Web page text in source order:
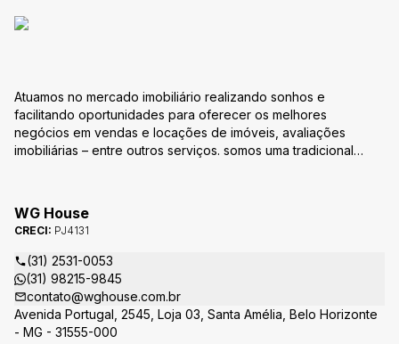
Atuamos no mercado imobiliário realizando sonhos e
facilitando oportunidades para oferecer os melhores
negócios em vendas e locações de imóveis, avaliações
imobiliárias – entre outros serviços. somos uma tradicional
prestado e principalmente na realização do sonho e na
aquisição da conquista. é a busca permanente de excelência
e qualidade na prestação de serviços em negócios
imobiliários que atendam às necessidades dos nossos clientes
e parceiros Visão Nossa visão é reafirmar nosso compromisso
em estar cada vez mais próximo de pessoas, acreditando que
juntos construiremos um novo conceito de imobiliária que
WG House
CRECI: PJ4131
(31) 2531-0053
(31) 98215-9845
contato@wghouse.com.br
Avenida Portugal, 2545, Loja 03, Santa Amélia, Belo Horizonte
- MG - 31555-000